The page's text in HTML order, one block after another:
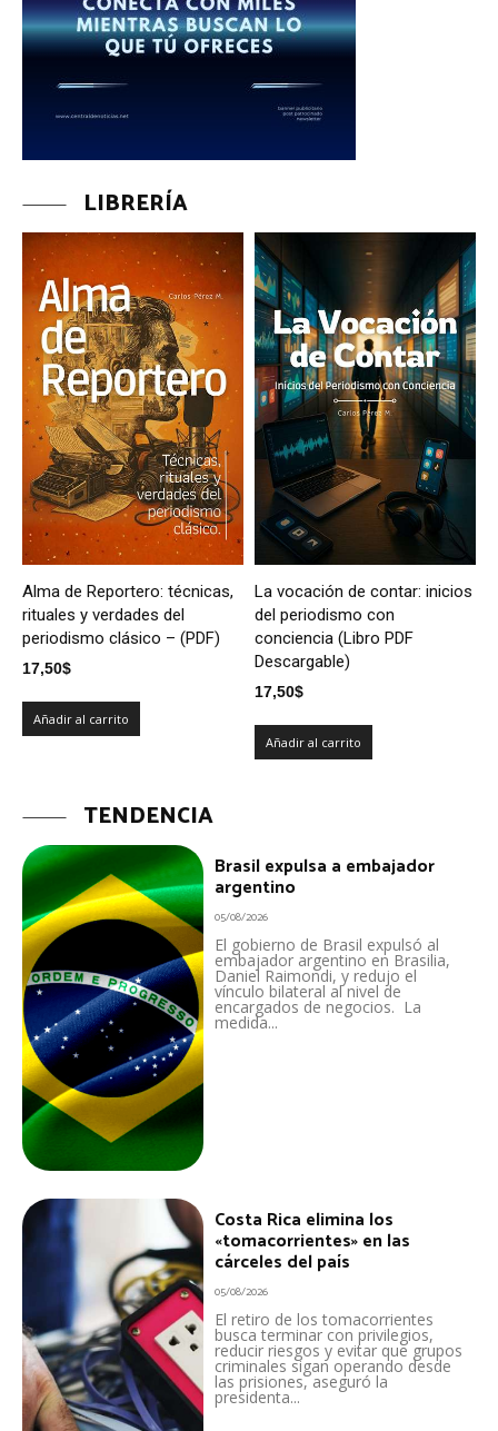
LIBRERÍA
Alma de Reportero: técnicas,
rituales y verdades del
periodismo clásico – (PDF)
17,50$
Añadir al carrito
La vocación de contar: inicios
del periodismo con
conciencia (Libro PDF
Descargable)
17,50$
Añadir al carrito
TENDENCIA
Brasil expulsa a embajador
argentino
05/08/2026
El gobierno de Brasil expulsó al
embajador argentino en Brasilia,
Daniel Raimondi, y redujo el
vínculo bilateral al nivel de
encargados de negocios. La
medida...
Costa Rica elimina los
«tomacorrientes» en las
cárceles del país
05/08/2026
El retiro de los tomacorrientes
busca terminar con privilegios,
reducir riesgos y evitar que grupos
criminales sigan operando desde
las prisiones, aseguró la
presidenta...